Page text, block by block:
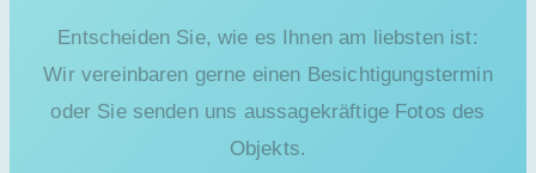
Entscheiden Sie, wie es Ihnen am liebsten ist:
Wir vereinbaren gerne einen Besichtigungstermin
oder Sie senden uns aussagekräftige Fotos des
Objekts.